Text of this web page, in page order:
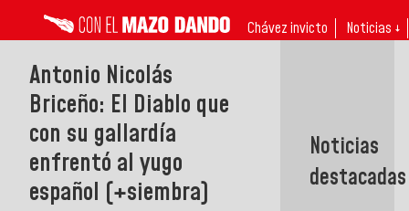
Chávez invicto Noticias ↓
Antonio Nicolás
Briceño: El Diablo que
con su gallardía
enfrentó al yugo
español (+siembra)
Noticias
destacadas